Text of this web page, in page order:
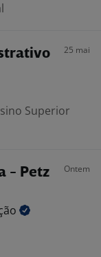
25 mai
Superior
- Petz
Ontem